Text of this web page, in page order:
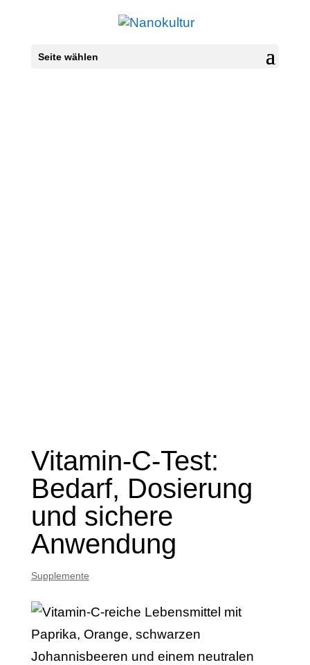
Seite wählen
Vitamin-C-Test:
Bedarf, Dosierung
und sichere
Anwendung
Supplemente